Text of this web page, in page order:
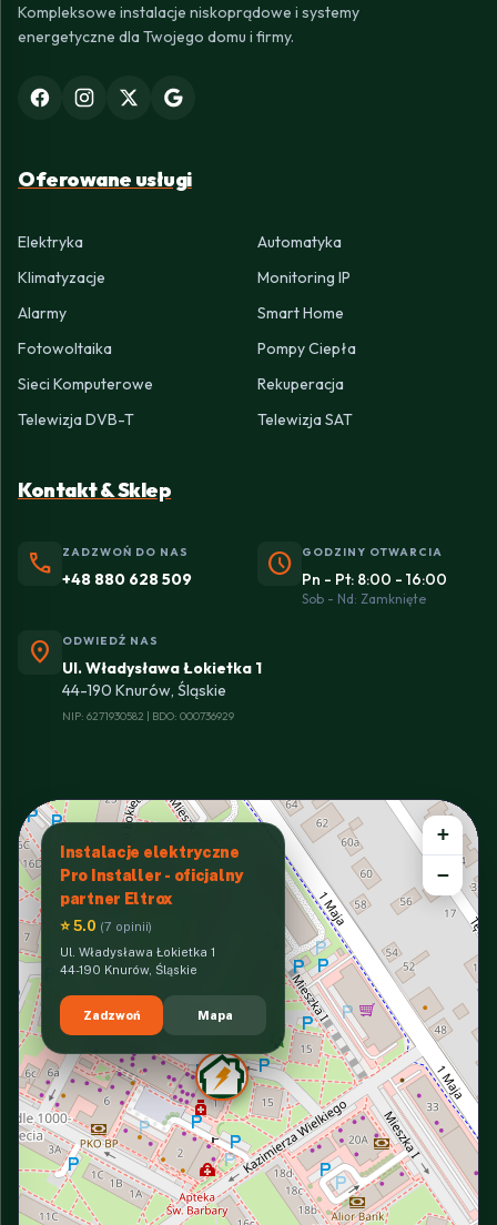
Kompleksowe instalacje niskoprądowe i systemy
energetyczne dla Twojego domu i firmy.
Oferowane usługi
Elektryka
Automatyka
Klimatyzacje
Monitoring IP
Alarmy
Smart Home
Fotowoltaika
Pompy Ciepła
Sieci Komputerowe
Rekuperacja
Telewizja DVB-T
Telewizja SAT
Kontakt & Sklep
phone ZADZWOŃ DO NAS
+48 880 628 509 schedule GODZINY OTWARCIA
Pn - Pt: 8:00 - 16:00
Sob - Nd: Zamknięte
location_on ODWIEDŹ NAS
Ul. Władysława Łokietka 1
44-190 Knurów, Śląskie
NIP: 6271930582 | BDO: 000736929
Instalacje elektryczne
Pro Installer - oficjalny
partner Eltrox
⭐ 5.0 (7 opinii)
Ul. Władysława Łokietka 1
44-190 Knurów, Śląskie
Zadzwoń Mapa
+
−